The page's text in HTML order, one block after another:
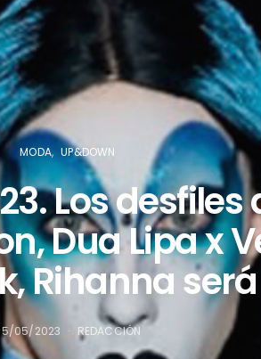
MODA UP&DOWN
Los desfiles
Dua Lipa x
Rihanna
05/2023 REDACCIÓN